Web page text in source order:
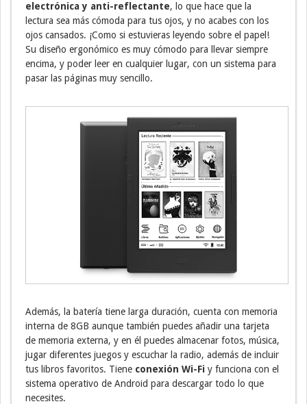
electrónica y anti-reflectante, lo que hace que la
lectura sea más cómoda para tus ojos, y no acabes con los
ojos cansados. ¡Como si estuvieras leyendo sobre el papel!
Su diseño ergonómico es muy cómodo para llevar siempre
encima, y poder leer en cualquier lugar, con un sistema para
pasar las páginas muy sencillo.
Además, la batería tiene larga duración, cuenta con memoria
interna de 8GB aunque también puedes añadir una tarjeta
de memoria externa, y en él puedes almacenar fotos, música,
jugar diferentes juegos y escuchar la radio, además de incluir
tus libros favoritos. Tiene conexión Wi-Fi y funciona con el
sistema operativo de Android para descargar todo lo que
necesites.